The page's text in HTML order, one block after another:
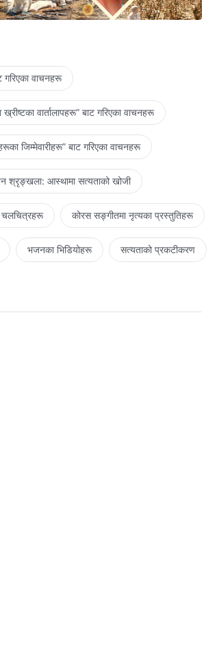
गरिएका वाचनहरू
वार्तालापहरू” बाट गरिएका वाचनहरू
जिम्‍मेवारीहरू” बाट गरिएका वाचनहरू
श्रृङ्खला: आस्थामा सत्यताको खोजी
चलचित्रहरू कोरस सङ्गीतमा नृत्यका प्रस्तुतिहरू
भजनका भिडियोहरू सत्यताको प्रकटीकरण